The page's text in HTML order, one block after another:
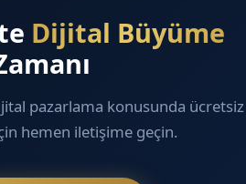
Dijital Büyüme
pazarlama konusunda ücretsiz
hemen iletişime geçin.